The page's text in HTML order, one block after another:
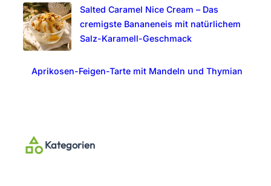
Salted Caramel Nice Cream – Das
cremigste Bananeneis mit natürlichem
Salz-Karamell-Geschmack
Aprikosen-Feigen-Tarte mit Mandeln und Thymian
Kategorien